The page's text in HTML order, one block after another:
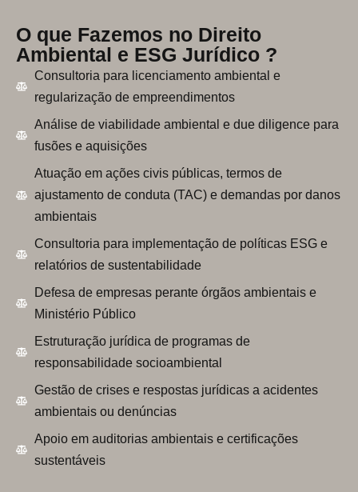
O que Fazemos no Direito
Ambiental e ESG Jurídico ?
Consultoria para licenciamento ambiental e
regularização de empreendimentos
Análise de viabilidade ambiental e due diligence para
fusões e aquisições
Atuação em ações civis públicas, termos de
ajustamento de conduta (TAC) e demandas por danos
ambientais
Consultoria para implementação de políticas ESG e
relatórios de sustentabilidade
Defesa de empresas perante órgãos ambientais e
Ministério Público
Estruturação jurídica de programas de
responsabilidade socioambiental
Gestão de crises e respostas jurídicas a acidentes
ambientais ou denúncias
Apoio em auditorias ambientais e certificações
sustentáveis